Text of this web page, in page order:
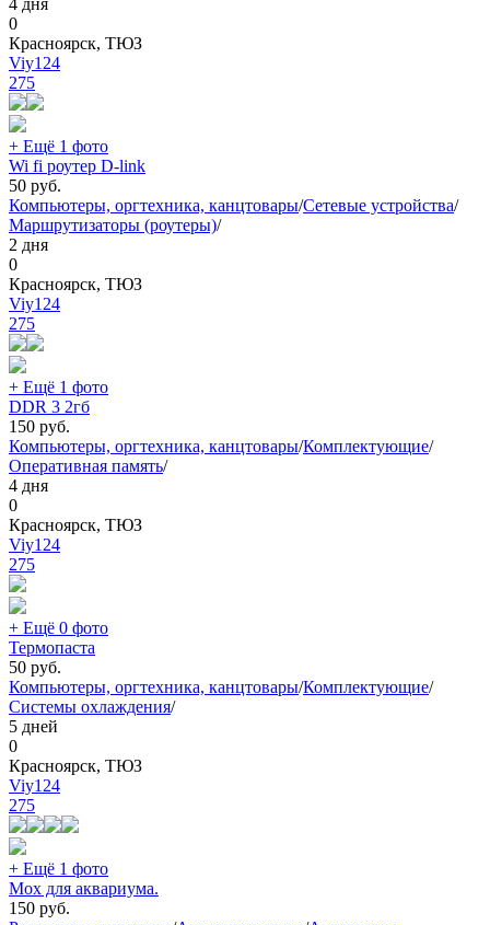
4 дня
0
Красноярск, ТЮЗ
Viy124
275
+ Ещё 1 фото
Wi fi роутер D-link
50 руб.
Компьютеры, оргтехника, канцтовары/Сетевые устройства/
Маршрутизаторы (роутеры)/
2 дня
0
Красноярск, ТЮЗ
Viy124
275
+ Ещё 1 фото
DDR 3 2гб
150 руб.
Компьютеры, оргтехника, канцтовары/Комплектующие/
Оперативная память/
4 дня
0
Красноярск, ТЮЗ
Viy124
275
+ Ещё 0 фото
Термопаста
50 руб.
Компьютеры, оргтехника, канцтовары/Комплектующие/
Системы охлаждения/
5 дней
0
Красноярск, ТЮЗ
Viy124
275
+ Ещё 1 фото
Мох для аквариума.
150 руб.